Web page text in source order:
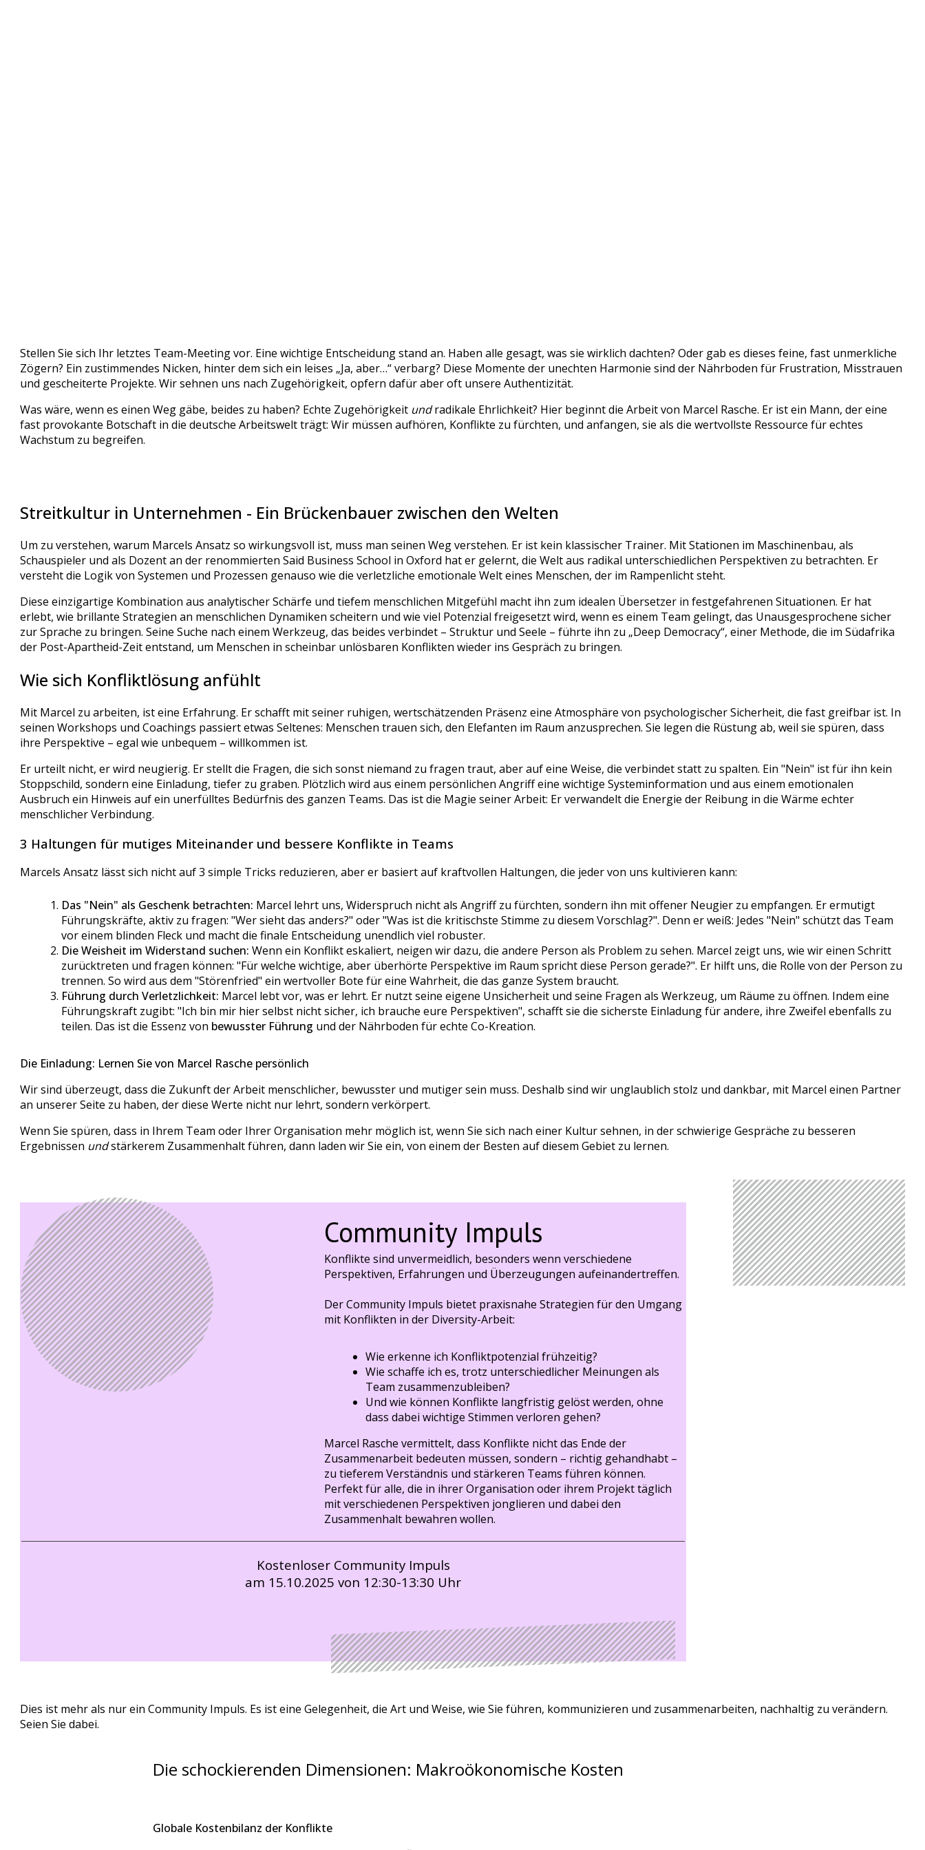
Stellen Sie sich Ihr letztes Team-Meeting vor. Eine wichtige Entscheidung stand an. Haben alle gesagt, was sie wirklich dachten? Oder gab es dieses feine, fast unmerkliche
Zögern? Ein zustimmendes Nicken, hinter dem sich ein leises „Ja, aber…“ verbarg? Diese Momente der unechten Harmonie sind der Nährboden für Frustration, Misstrauen
und gescheiterte Projekte. Wir sehnen uns nach Zugehörigkeit, opfern dafür aber oft unsere Authentizität.
Was wäre, wenn es einen Weg gäbe, beides zu haben? Echte Zugehörigkeit undradikale Ehrlichkeit? Hier beginnt die Arbeit von Marcel Rasche. Er ist ein Mann, der eine
fast provokante Botschaft in die deutsche Arbeitswelt trägt: Wir müssen aufhören, Konflikte zu fürchten, und anfangen, sie als die wertvollste Ressource für echtes
Wachstum zu begreifen.
Streitkultur in Unternehmen - Ein Brückenbauer zwischen den Welten
Um zu verstehen, warum Marcels Ansatz so wirkungsvoll ist, muss man seinen Weg verstehen. Er ist kein klassischer Trainer. Mit Stationen im Maschinenbau, als
Schauspieler und als Dozent an der renommierten Said Business School in Oxford hat er gelernt, die Welt aus radikal unterschiedlichen Perspektiven zu betrachten. Er
versteht die Logik von Systemen und Prozessen genauso wie die verletzliche emotionale Welt eines Menschen, der im Rampenlicht steht.
Diese einzigartige Kombination aus analytischer Schärfe und tiefem menschlichen Mitgefühl macht ihn zum idealen Übersetzer in festgefahrenen Situationen. Er hat
erlebt, wie brillante Strategien an menschlichen Dynamiken scheitern und wie viel Potenzial freigesetzt wird, wenn es einem Team gelingt, das Unausgesprochene sicher
zur Sprache zu bringen. Seine Suche nach einem Werkzeug, das beides verbindet – Struktur und Seele – führte ihn zu „Deep Democracy“, einer Methode, die im Südafrika
der Post-Apartheid-Zeit entstand, um Menschen in scheinbar unlösbaren Konflikten wieder ins Gespräch zu bringen.
Wie sich Konfliktlösung anfühlt
Mit Marcel zu arbeiten, ist eine Erfahrung. Er schafft mit seiner ruhigen, wertschätzenden Präsenz eine Atmosphäre von psychologischer Sicherheit, die fast greifbar ist. In
seinen Workshops und Coachings passiert etwas Seltenes: Menschen trauen sich, den Elefanten im Raum anzusprechen. Sie legen die Rüstung ab, weil sie spüren, dass
ihre Perspektive – egal wie unbequem – willkommen ist.
Er urteilt nicht, er wird neugierig. Er stellt die Fragen, die sich sonst niemand zu fragen traut, aber auf eine Weise, die verbindet statt zu spalten. Ein "Nein" ist für ihn kein
Stoppschild, sondern eine Einladung, tiefer zu graben. Plötzlich wird aus einem persönlichen Angriff eine wichtige Systeminformation und aus einem emotionalen
Ausbruch ein Hinweis auf ein unerfülltes Bedürfnis des ganzen Teams. Das ist die Magie seiner Arbeit: Er verwandelt die Energie der Reibung in die Wärme echter
menschlicher Verbindung.
3 Haltungen für mutiges Miteinander und bessere Konflikte in Teams
Marcels Ansatz lässt sich nicht auf 3 simple Tricks reduzieren, aber er basiert auf kraftvollen Haltungen, die jeder von uns kultivieren kann:
Das "Nein" als Geschenk betrachten: Marcel lehrt uns, Widerspruch nicht als Angriff zu fürchten, sondern ihn mit offener Neugier zu empfangen. Er ermutigt
Führungskräfte, aktiv zu fragen: "Wer sieht das anders?" oder "Was ist die kritischste Stimme zu diesem Vorschlag?". Denn er weiß: Jedes "Nein" schützt das Team
vor einem blinden Fleck und macht die finale Entscheidung unendlich viel robuster.
Die Weisheit im Widerstand suchen: Wenn ein Konflikt eskaliert, neigen wir dazu, die andere Person als Problem zu sehen. Marcel zeigt uns, wie wir einen Schritt
zurücktreten und fragen können: "Für welche wichtige, aber überhörte Perspektive im Raum spricht diese Person gerade?". Er hilft uns, die Rolle von der Person zu
trennen. So wird aus dem "Störenfried" ein wertvoller Bote für eine Wahrheit, die das ganze System braucht.
Führung durch Verletzlichkeit: Marcel lebt vor, was er lehrt. Er nutzt seine eigene Unsicherheit und seine Fragen als Werkzeug, um Räume zu öffnen. Indem eine
Führungskraft zugibt: "Ich bin mir hier selbst nicht sicher, ich brauche eure Perspektiven", schafft sie die sicherste Einladung für andere, ihre Zweifel ebenfalls zu
teilen. Das ist die Essenz von bewusster Führung und der Nährboden für echte Co-Kreation.
Die Einladung: Lernen Sie von Marcel Rasche persönlich
Wir sind überzeugt, dass die Zukunft der Arbeit menschlicher, bewusster und mutiger sein muss. Deshalb sind wir unglaublich stolz und dankbar, mit Marcel einen Partner
an unserer Seite zu haben, der diese Werte nicht nur lehrt, sondern verkörpert.
Wenn Sie spüren, dass in Ihrem Team oder Ihrer Organisation mehr möglich ist, wenn Sie sich nach einer Kultur sehnen, in der schwierige Gespräche zu besseren
Ergebnissen undstärkerem Zusammenhalt führen, dann laden wir Sie ein, von einem der Besten auf diesem Gebiet zu lernen.
Community Impuls
Konflikte sind unvermeidlich, besonders wenn verschiedene
Perspektiven, Erfahrungen und Überzeugungen aufeinandertreffen.
Der Community Impuls bietet praxisnahe Strategien für den Umgang
mit Konflikten in der Diversity-Arbeit:
Wie erkenne ich Konfliktpotenzial frühzeitig?
Wie schaffe ich es, trotz unterschiedlicher Meinungen als
Team zusammenzubleiben?
Und wie können Konflikte langfristig gelöst werden, ohne
dass dabei wichtige Stimmen verloren gehen?
Marcel Rasche vermittelt, dass Konflikte nicht das Ende der
Zusammenarbeit bedeuten müssen, sondern – richtig gehandhabt –
zu tieferem Verständnis und stärkeren Teams führen können.
Perfekt für alle, die in ihrer Organisation oder ihrem Projekt täglich
mit verschiedenen Perspektiven jonglieren und dabei den
Zusammenhalt bewahren wollen.
Kostenloser Community Impuls
am 15.10.2025 von 12:30-13:30 Uhr
Dies ist mehr als nur ein Community Impuls. Es ist eine Gelegenheit, die Art und Weise, wie Sie führen, kommunizieren und zusammenarbeiten, nachhaltig zu verändern.
Seien Sie dabei.
Die schockierenden Dimensionen: Makroökonomische Kosten
Globale Kostenbilanz der Konflikte